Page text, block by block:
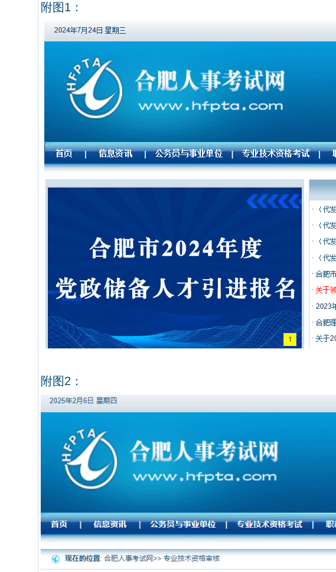
附图1 ：
附图2 ：